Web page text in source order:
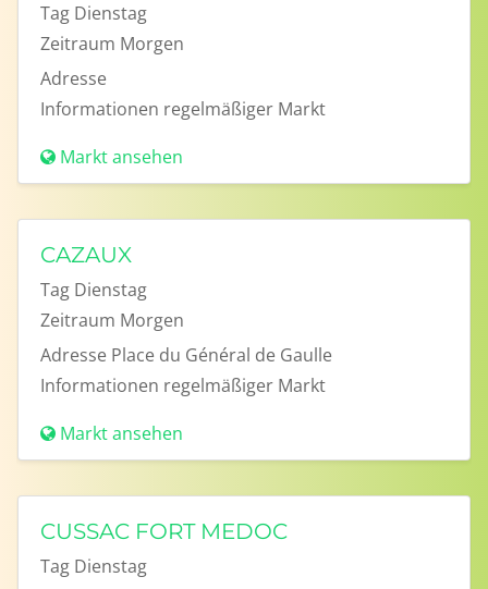
Tag Dienstag
Zeitraum Morgen
Adresse
Informationen regelmäßiger Markt
Markt ansehen
CAZAUX
Tag Dienstag
Zeitraum Morgen
Adresse Place du Général de Gaulle
Informationen regelmäßiger Markt
Markt ansehen
CUSSAC FORT MEDOC
Tag Dienstag